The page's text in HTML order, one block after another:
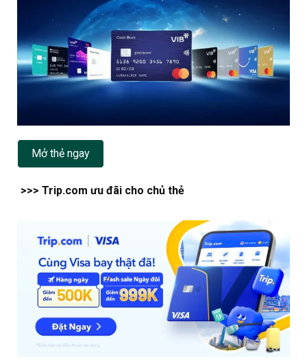
Mở thẻ ngay
>>> Trip.com ưu đãi cho chủ thẻ